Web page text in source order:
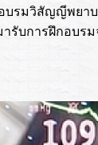
อบรมวิสัญญีพยา
รับการฝึกอบรม